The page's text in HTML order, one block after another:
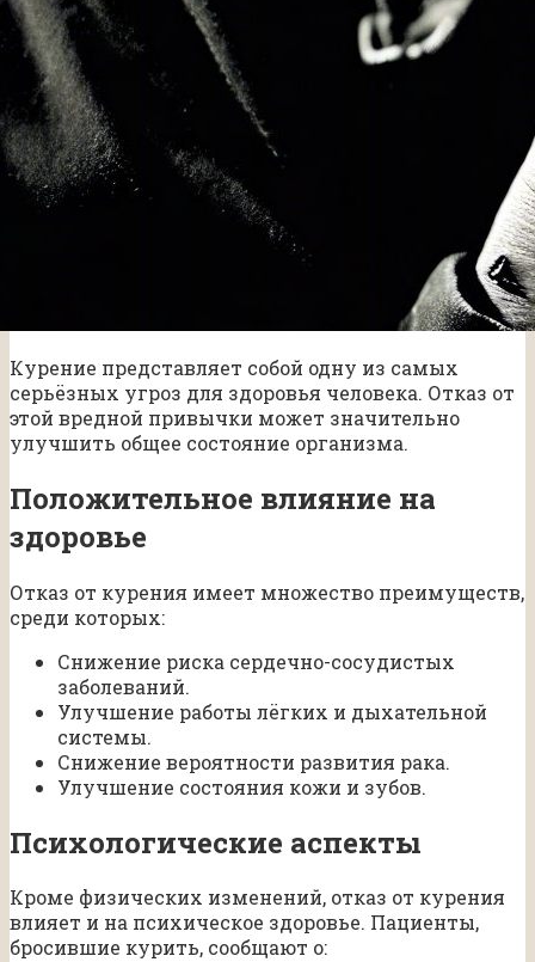
Курение представляет собой одну из самых
серьёзных угроз для здоровья человека. Отказ от
этой вредной привычки может значительно
улучшить общее состояние организма.
Положительное влияние на
здоровье
Отказ от курения имеет множество преимуществ,
среди которых:
Снижение риска сердечно-сосудистых
заболеваний.
Улучшение работы лёгких и дыхательной
системы.
Снижение вероятности развития рака.
Улучшение состояния кожи и зубов.
Психологические аспекты
Кроме физических изменений, отказ от курения
влияет и на психическое здоровье. Пациенты,
бросившие курить, сообщают о: